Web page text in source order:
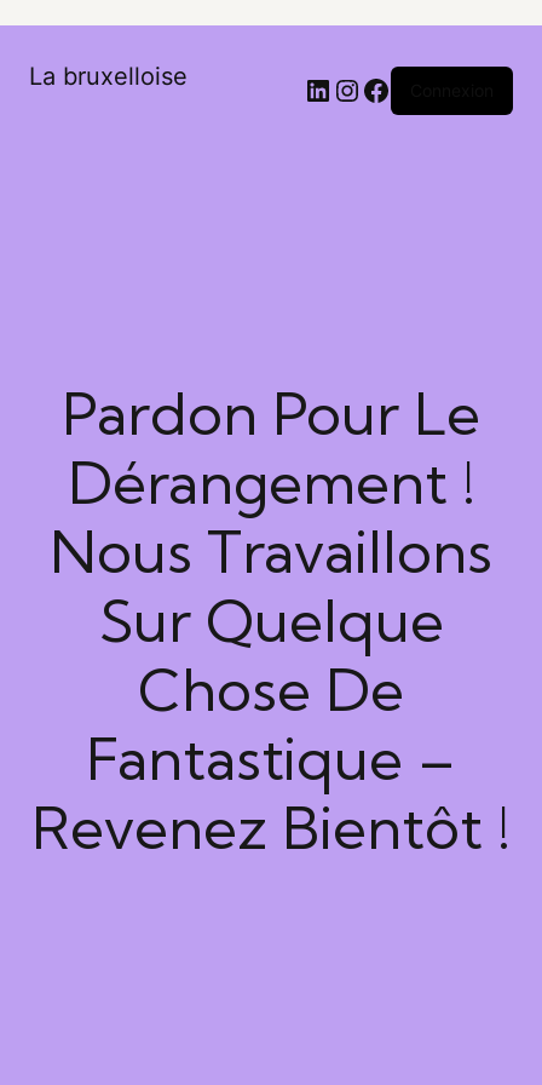
La bruxelloise
Pardon Pour Le
Dérangement !
Nous Travaillons
Sur Quelque
Chose De
Fantastique –
Revenez Bientôt !